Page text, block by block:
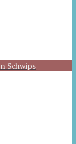
Schwips